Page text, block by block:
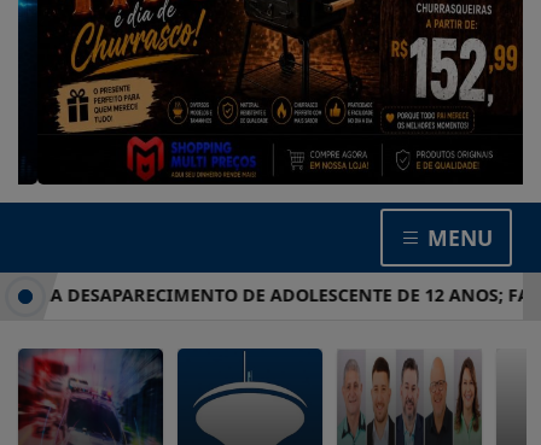
MENU
DESAPARECIMENTO DE ADOLESCENTE DE 12 ANOS;